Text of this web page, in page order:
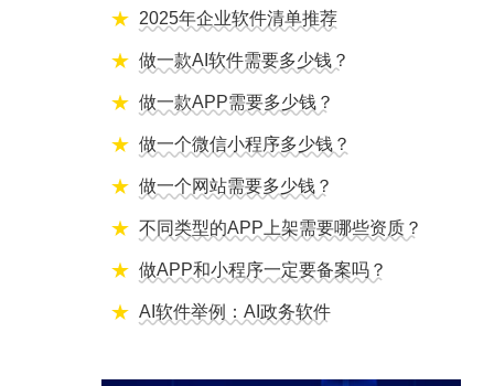
2025年企业软件清单推荐
做一款AI软件需要多少钱？
做一款APP需要多少钱？
做一个微信小程序多少钱？
做一个网站需要多少钱？
不同类型的APP上架需要哪些资质？
做APP和小程序一定要备案吗？
AI软件举例：AI政务软件